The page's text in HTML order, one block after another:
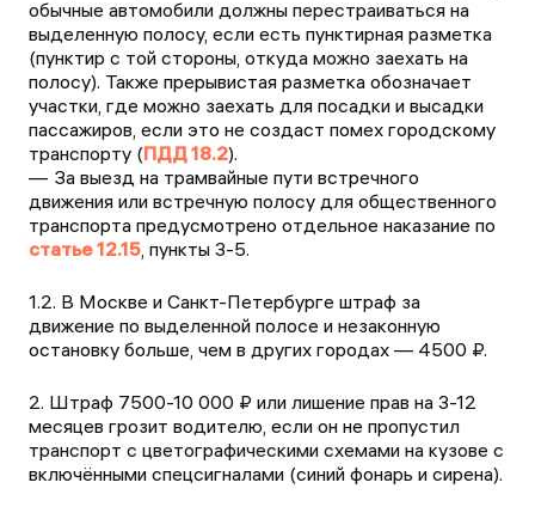
обычные автомобили должны перестраиваться на
выделенную полосу, если есть пунктирная разметка
(пунктир с той стороны, откуда можно заехать на
полосу). Также прерывистая разметка обозначает
участки, где можно заехать для посадки и высадки
пассажиров, если это не создаст помех городскому
транспорту (ПДД 18.2).
За выезд на трамвайные пути встречного
движения или встречную полосу для общественного
транспорта предусмотрено отдельное наказание по
статье 12.15, пункты 3-5.
1.2. В Москве и Санкт-Петербурге штраф за
движение по выделенной полосе и незаконную
остановку больше, чем в других городах — 4500 ₽.
2. Штраф 7500-10 000 ₽ или лишение прав на 3-12
месяцев грозит водителю, если он не пропустил
транспорт с цветографическими схемами на кузове с
включёнными спецсигналами (синий фонарь и сирена).